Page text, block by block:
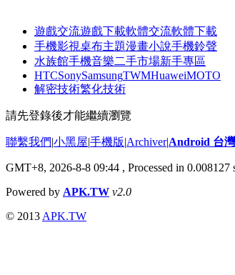
遊戲交流遊戲下載軟體交流軟體下載
手機影視桌布主題漫畫小說手機鈴聲
水族館手機音樂二手市場新手專區
HTCSonySamsungTWMHuaweiMOTO
解密技術繁化技術
請先登錄後才能繼續瀏覽
聯繫我們|小黑屋|手機版|Archiver|Android 台
GMT+8, 2026-8-8 09:44 , Processed in
Powered by APK.TW v2.0
© 2013 APK.TW